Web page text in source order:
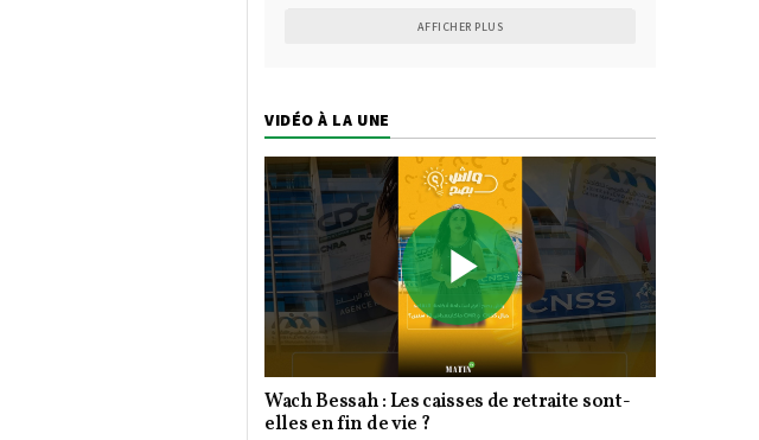
AFFICHER PLUS
VIDÉO À LA UNE
Play
Wach Bessah : Les caisses de retraite sont-
elles en fin de vie ?